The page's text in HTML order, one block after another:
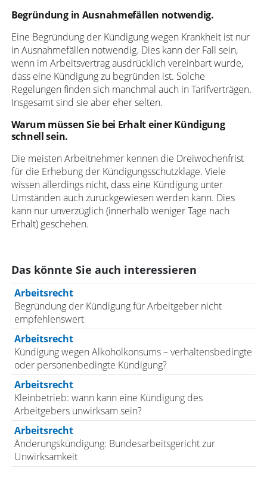
Begründung in Ausnahmefällen notwendig.
Eine Begründung der Kündigung wegen Krankheit ist nur
in Ausnahmefällen notwendig. Dies kann der Fall sein,
wenn im Arbeitsvertrag ausdrücklich vereinbart wurde,
dass eine Kündigung zu begründen ist. Solche
Regelungen finden sich manchmal auch in Tarifverträgen.
Insgesamt sind sie aber eher selten.
Warum müssen Sie bei Erhalt einer Kündigung
schnell sein.
Die meisten Arbeitnehmer kennen die Dreiwochenfrist
für die Erhebung der Kündigungsschutzklage. Viele
wissen allerdings nicht, dass eine Kündigung unter
Umständen auch zurückgewiesen werden kann. Dies
kann nur unverzüglich (innerhalb weniger Tage nach
Erhalt) geschehen.
Das könnte Sie auch interessieren
Arbeitsrecht
Begründung der Kündigung für Arbeitgeber nicht
empfehlenswert
Arbeitsrecht
Kündigung wegen Alkoholkonsums – verhaltensbedingte
oder personenbedingte Kündigung?
Arbeitsrecht
Kleinbetrieb: wann kann eine Kündigung des
Arbeitgebers unwirksam sein?
Arbeitsrecht
Änderungskündigung: Bundesarbeitsgericht zur
Unwirksamkeit